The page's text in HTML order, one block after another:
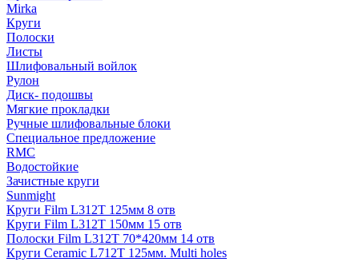
Mirka
Круги
Полоски
Листы
Шлифовальный войлок
Рулон
Диск- подошвы
Мягкие прокладки
Ручные шлифовальные блоки
Специальное предложение
RMC
Водостойкие
Зачистные круги
Sunmight
Круги Film L312T 125мм 8 отв
Круги Film L312T 150мм 15 отв
Полоски Film L312T 70*420мм 14 отв
Круги Ceramic L712T 125мм. Multi holes